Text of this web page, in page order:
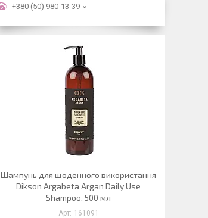
+380 (50) 980-13-39
Шампунь для щоденного використання
Dikson Argabeta Argan Daily Use
Shampoo, 500 мл
161091